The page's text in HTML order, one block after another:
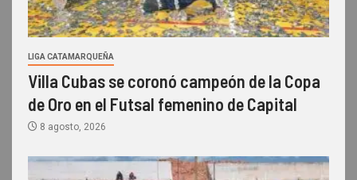
LIGA CATAMARQUEÑA
Villa Cubas se coronó campeón de la Copa
de Oro en el Futsal femenino de Capital
8 agosto, 2026